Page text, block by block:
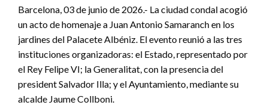
Barcelona, 03 de junio de 2026.- La ciudad condal acogió
un acto de homenaje a Juan Antonio Samaranch en los
jardines del Palacete Albéniz. El evento reunió a las tres
instituciones organizadoras: el Estado, representado por
el Rey Felipe VI; la Generalitat, con la presencia del
president Salvador Illa; y el Ayuntamiento, mediante su
alcalde Jaume Collboni.